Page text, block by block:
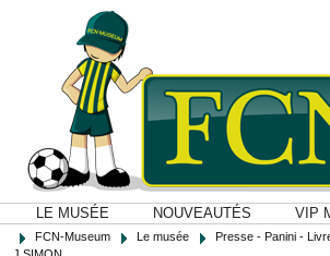
LE MUSÉE NOUVEAUTÉS VIP
FCN-Museum Le musée
Presse - Panini -